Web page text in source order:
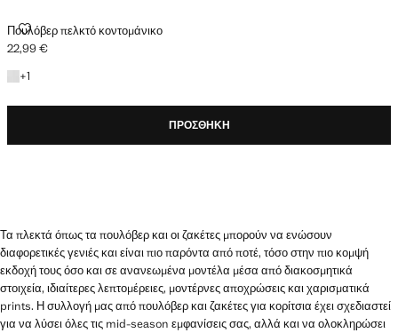
Πουλόβερ πελκτό κοντομάνικο
ΠΟΥΛΌΒΕΡ ΠΕΛΚΤΌ ΚΟΝΤΟΜΆΝΙΚΟ
Ισχύουσα τιμή [22,99 € ]
22,99 €
+1
+1 χρώμα
ΠΡΟΣΘΉΚΗ
Τα πλεκτά όπως τα πουλόβερ και οι ζακέτες μπορούν να ενώσουν
διαφορετικές γενιές και είναι πιο παρόντα από ποτέ, τόσο στην πιο κομψή
εκδοχή τους όσο και σε ανανεωμένα μοντέλα μέσα από διακοσμητικά
στοιχεία, ιδιαίτερες λεπτομέρειες, μοντέρνες αποχρώσεις και χαρισματικά
prints. Η συλλογή μας από πουλόβερ και ζακέτες για κορίτσια έχει σχεδιαστεί
για να λύσει όλες τις mid-season εμφανίσεις σας, αλλά και να ολοκληρώσει